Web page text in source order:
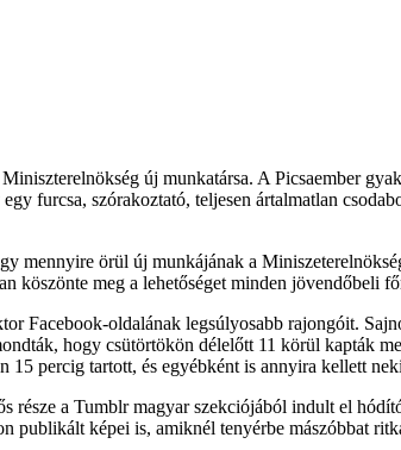
új munkatársa. A Picsaember
furcsa, szórakoztató, teljesen ártalmatlan
mennyire örül új munkájának a
köszönte meg a lehetőséget minden jövendőbeli
Facebook-oldalának legsúlyosabb rajongóit.
hogy csütörtökön délelőtt 11 körül kapták
percig tartott, és egyébként is annyira kellett
része a Tumblr magyar szekciójából indult el
publikált képei is, amiknél tenyérbe mászóbbat